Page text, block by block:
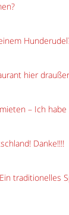
hier
– Ich
Danke!!!!
traditionelles